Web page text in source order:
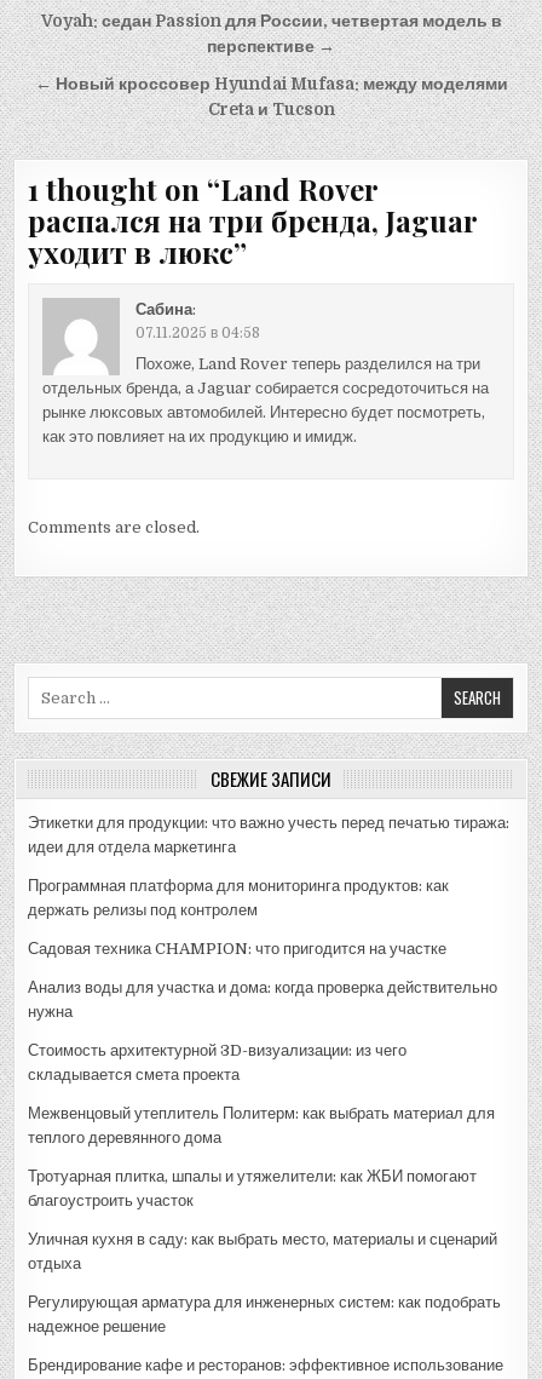
Навигация
по
записям
Voyah: седан Passion для России, четвертая модель в
перспективе →
← Новый кроссовер Hyundai Mufasa: между моделями
Creta и Tucson
1 thought on “Land Rover
распался на три бренда, Jaguar
уходит в люкс”
Сабина:
07.11.2025 в 04:58
Похоже, Land Rover теперь разделился на три
отдельных бренда, а Jaguar собирается сосредоточиться на
рынке люксовых автомобилей. Интересно будет посмотреть,
как это повлияет на их продукцию и имидж.
Comments are closed.
СВЕЖИЕ ЗАПИСИ
Этикетки для продукции: что важно учесть перед печатью тиража:
идеи для отдела маркетинга
Программная платформа для мониторинга продуктов: как
держать релизы под контролем
Садовая техника CHAMPION: что пригодится на участке
Анализ воды для участка и дома: когда проверка действительно
нужна
Стоимость архитектурной 3D-визуализации: из чего
складывается смета проекта
Межвенцовый утеплитель Политерм: как выбрать материал для
теплого деревянного дома
Тротуарная плитка, шпалы и утяжелители: как ЖБИ помогают
благоустроить участок
Уличная кухня в саду: как выбрать место, материалы и сценарий
отдыха
Регулирующая арматура для инженерных систем: как подобрать
надежное решение
Брендирование кафе и ресторанов: эффективное использование